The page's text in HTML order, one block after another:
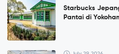
Starbucks
Pantai di